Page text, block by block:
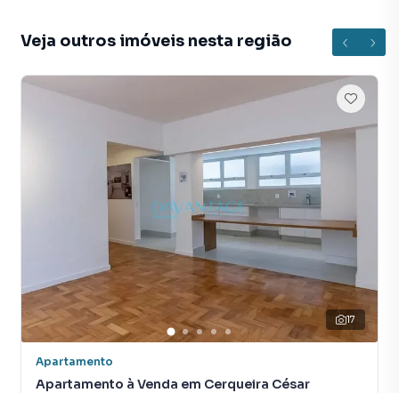
Veja outros imóveis nesta região
17
Apartamento
Apartamento à Venda em Cerqueira César